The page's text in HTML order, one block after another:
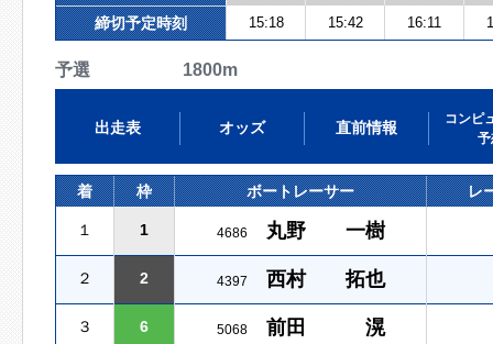
締切予定時刻 15:18 15:42 16:11
予選 1800m
出走表 オッズ 直前情報
コンピ
予
着 枠 ボートレーサー レ
１ 1 4686 丸野 一樹
２ 2 4397 西村 拓也
３ 6 5068 前田 滉